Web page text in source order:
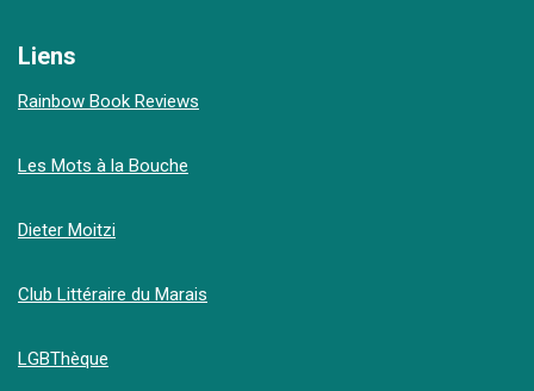
Liens
Rainbow Book Reviews
Les Mots à la Bouche
Dieter Moitzi
Club Littéraire du Marais
LGBThèque